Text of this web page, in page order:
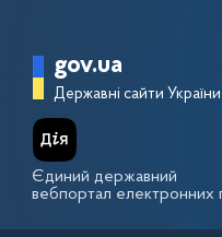
Головна
gov.ua
Державні сайти України
Єдиний державний
вебпортал електронних